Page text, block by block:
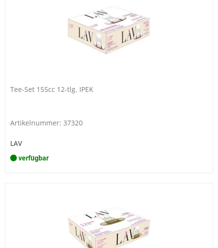
Tee-Set 155cc 12-tlg. IPEK
Artikelnummer: 37320
LAV
verfügbar